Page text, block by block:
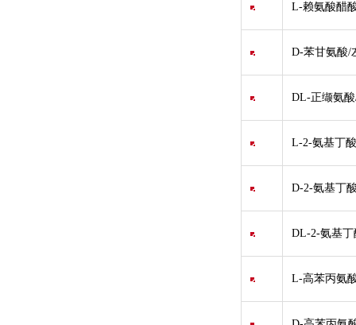
L-赖氨酸醋
D-苯甘氨酸/
DL-正缬氨
L-2-氨基丁
D-2-氨基丁
DL-2-氨基
L-高苯丙氨